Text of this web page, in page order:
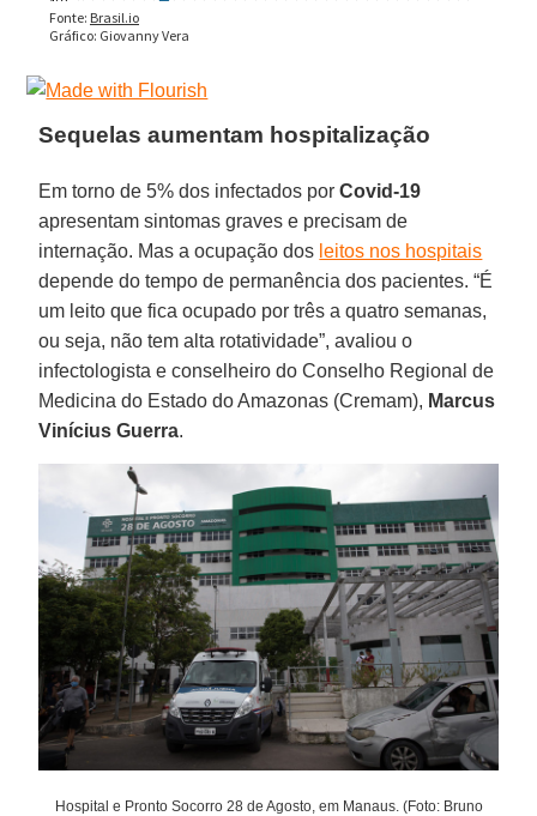
Sequelas aumentam hospitalização
Em torno de 5% dos infectados porCovid-19
apresentam sintomas graves e precisam de
internação. Mas a ocupação dos leitos nos hospitais
depende do tempo de permanência dos pacientes. “É
um leito que fica ocupado por três a quatro semanas,
ou seja, não tem alta rotatividade”, avaliou o
infectologista e conselheiro do Conselho Regional de
Medicina do Estado do Amazonas (Cremam), Marcus
Vinícius Guerra.
Hospital e Pronto Socorro 28 de Agosto, em Manaus. (Foto: Bruno